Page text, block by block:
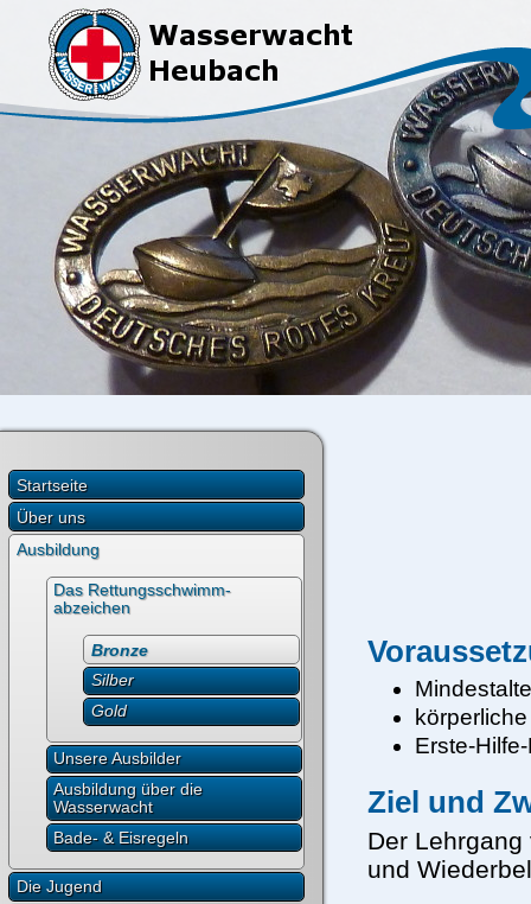
Startseite
Über uns
Ausbildung
Das Rettungsschwimm­
abzeichen
Bronze
Silber
Gold
Unsere Ausbilder
Ausbildung über die
Wasserwacht
Bade- & Eisregeln
Die Jugend
Erste-
Ziel und
Der
und